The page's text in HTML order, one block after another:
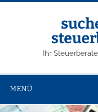
Ihr
MENÜ